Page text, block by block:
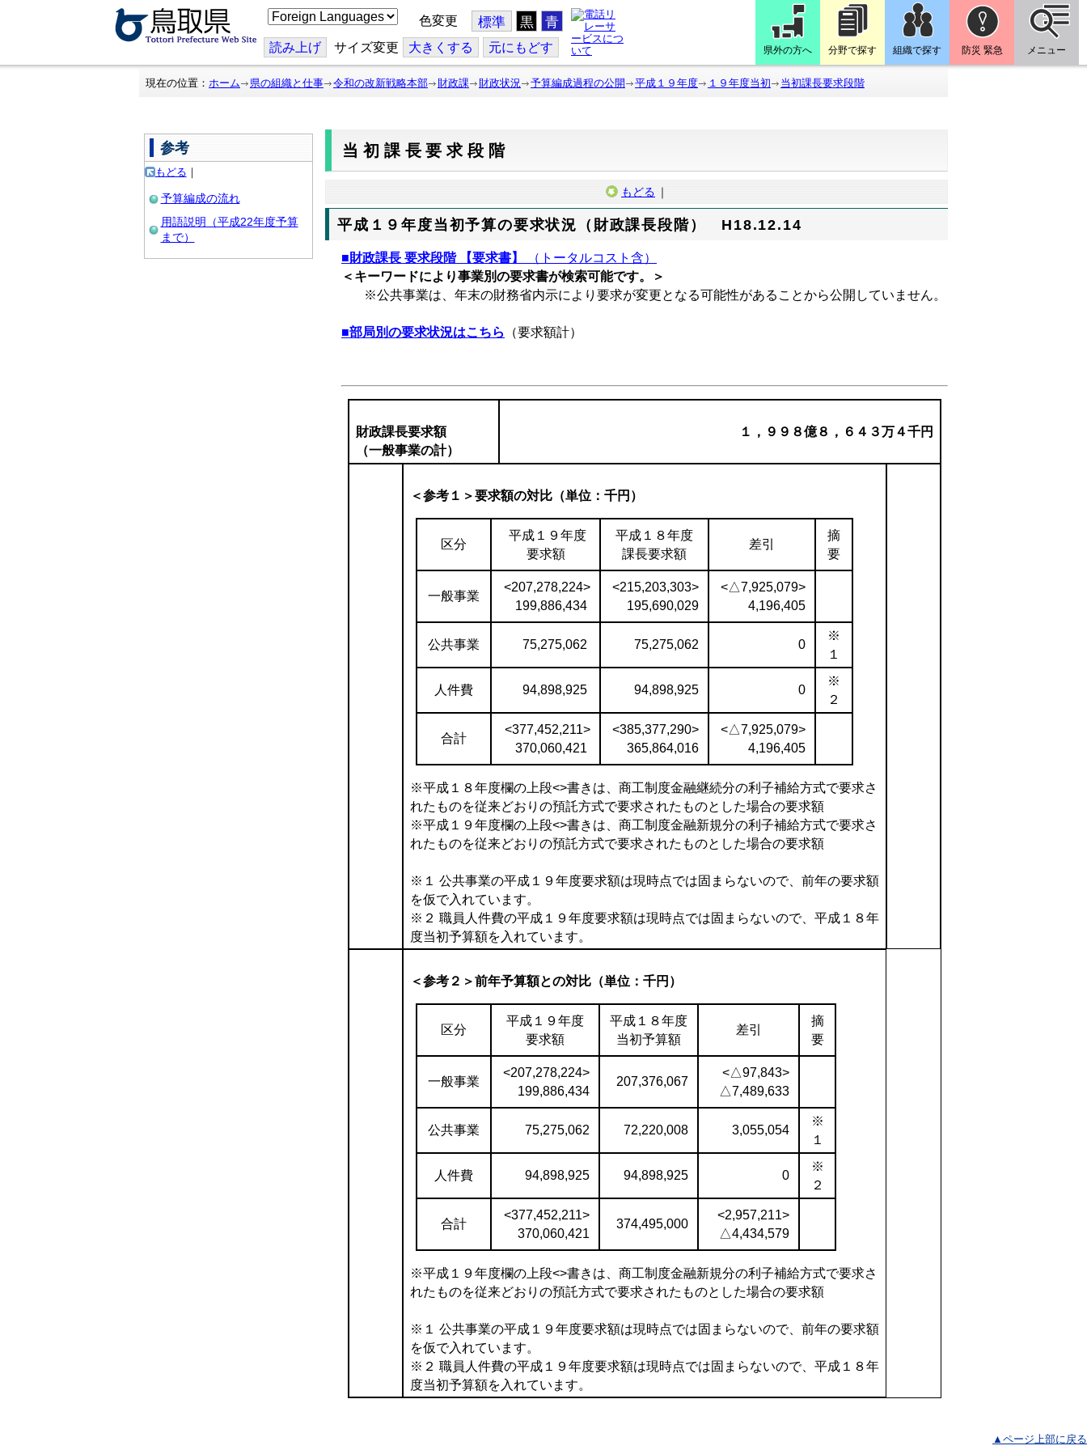
こ
の
ジ
を
翻
色変更 標準 黒 青
読み上げ サイズ変更 大きくする 元にもどす 県外の方へ 分野で探す 組織で探す 防災 緊急 メニュー
現在の位置： ホーム 県の組織と仕事 令和の改新戦略本部 財政課 財政状況 予算編成過程の公開 平成１９年度 １９年度当初 当初課長要求段階
参考
もどる ｜
予算編成の流れ
用語説明（平成22年度予算
まで）
当初課長要求段階
もどる ｜
平成１９年度当初予算の要求状況（財政課長段階） H18.12.14
■財政課長 要求段階 【要求書】
（トータルコスト含）
＜キーワードにより事業別の要求書が検索可能です。＞
※公共事業は、年末の財務省内示により要求が変更となる可能性があることから公開していません。
■部局別の要求状況はこちら （要求額計）
財政課長要求額
（一般事業の計）
１，９９８億８，６４３万４千円
＜参考１＞要求額の対比（単位：千円）
区分
平成１９年度
要求額
平成１８年度
課長要求額
差引
摘
要
一般事業
<207,278,224>
199,886,434
<215,203,303>
195,690,029
<△7,925,079>
4,196,405
公共事業 75,275,062 75,275,062 0
※
１
人件費 94,898,925 94,898,925 0
※
２
合計
<377,452,211>
370,060,421
<385,377,290>
365,864,016
<△7,925,079>
4,196,405
※平成１８年度欄の上段<>書きは、商工制度金融継続分の利子補給方式で要求さ
れたものを従来どおりの預託方式で要求されたものとした場合の要求額
※平成１９年度欄の上段<>書きは、商工制度金融新規分の利子補給方式で要求さ
れたものを従来どおりの預託方式で要求されたものとした場合の要求額
※１ 公共事業の平成１９年度要求額は現時点では固まらないので、前年の要求額
を仮で入れています。
※２ 職員人件費の平成１９年度要求額は現時点では固まらないので、平成１８年
度当初予算額を入れています。
＜参考２＞前年予算額との対比（単位：千円）
区分
平成１９年度
要求額
平成１８年度
当初予算額
差引
摘
要
一般事業
<207,278,224>
199,886,434
207,376,067
<△97,843>
△7,489,633
公共事業 75,275,062 72,220,008 3,055,054
※
１
人件費 94,898,925 94,898,925 0
※
２
合計
<377,452,211>
370,060,421
374,495,000
<2,957,211>
△4,434,579
※平成１９年度欄の上段<>書きは、商工制度金融新規分の利子補給方式で要求さ
れたものを従来どおりの預託方式で要求されたものとした場合の要求額
※１ 公共事業の平成１９年度要求額は現時点では固まらないので、前年の要求額
を仮で入れています。
※２ 職員人件費の平成１９年度要求額は現時点では固まらないので、平成１８年
度当初予算額を入れています。
▲ページ上部に戻る